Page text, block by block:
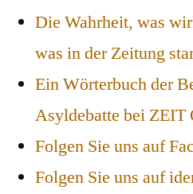
Die Wahrheit, was
was in der Zeitung
Ein Wörterbuch der
Asyldebatte bei
Folgen Sie uns auf
Folgen Sie uns auf